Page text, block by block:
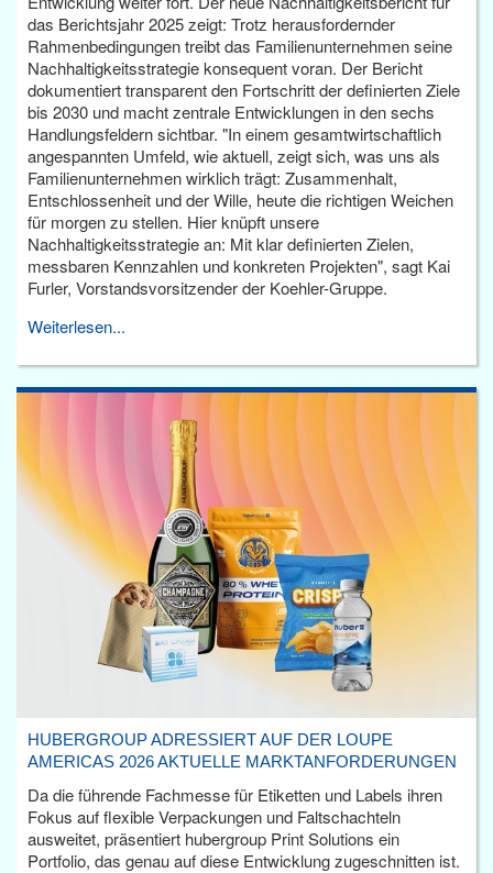
das Berichtsjahr 2025 zeigt: Trotz herausfordernder
Rahmenbedingungen treibt das Familienunternehmen seine
Nachhaltigkeitsstrategie konsequent voran. Der Bericht
dokumentiert transparent den Fortschritt der definierten Ziele
bis 2030 und macht zentrale Entwicklungen in den sechs
Handlungsfeldern sichtbar. "In einem gesamtwirtschaftlich
angespannten Umfeld, wie aktuell, zeigt sich, was uns als
Familienunternehmen wirklich trägt: Zusammenhalt,
Entschlossenheit und der Wille, heute die richtigen Weichen
für morgen zu stellen. Hier knüpft unsere
Nachhaltigkeitsstrategie an: Mit klar definierten Zielen,
messbaren Kennzahlen und konkreten Projekten", sagt Kai
Furler, Vorstandsvorsitzender der Koehler-Gruppe.
Weiterlesen...
HUBERGROUP ADRESSIERT AUF DER LOUPE
AMERICAS 2026 AKTUELLE MARKTANFORDERUNGEN
Da die führende Fachmesse für Etiketten und Labels ihren
Fokus auf flexible Verpackungen und Faltschachteln
ausweitet, präsentiert hubergroup Print Solutions ein
Portfolio, das genau auf diese Entwicklung zugeschnitten ist.